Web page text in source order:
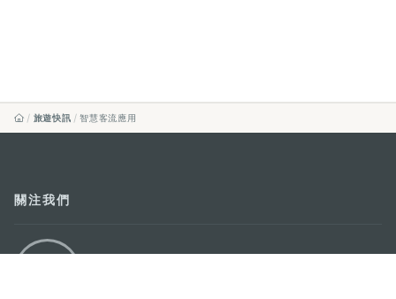
旅遊快訊 智慧客流應用
關注我們